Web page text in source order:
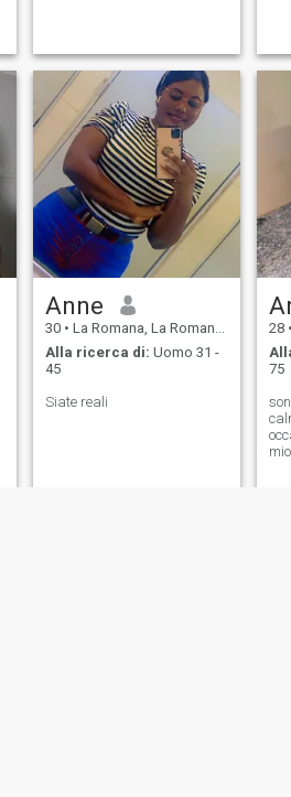
Anne
30 • La Romana, La Romana, Rep. Dominicana
Alla ricerca di: Uomo 31 -
45
Siate reali
28 •
75